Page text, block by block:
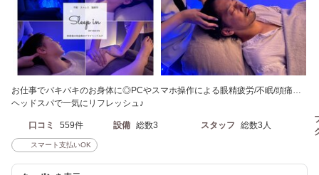
お仕事でバキバキのお身体に◎PCやスマホ操作による眼精疲労/不眠/頭痛…
ヘッドスパで一気にリフレッシュ♪
口コミ 559件 設備 総数3 スタッフ 総数3人
スマート支払いOK